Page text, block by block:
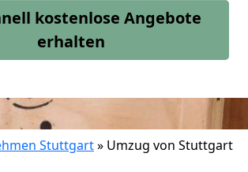
kostenlose Angebote
erhalten
Stuttgart» Umzug von Stuttgart